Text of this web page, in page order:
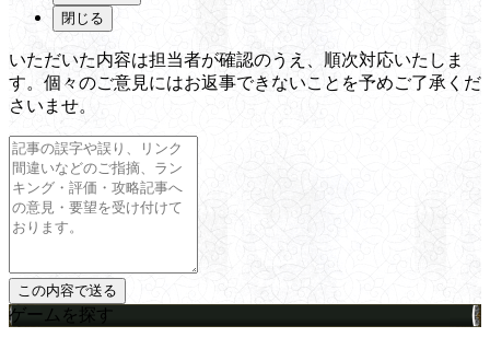
閉じる
いただいた内容は担当者が確認のうえ、順次対応いたしま
す。個々のご意見にはお返事できないことを予めご了承くだ
さいませ。
ゲームを探す